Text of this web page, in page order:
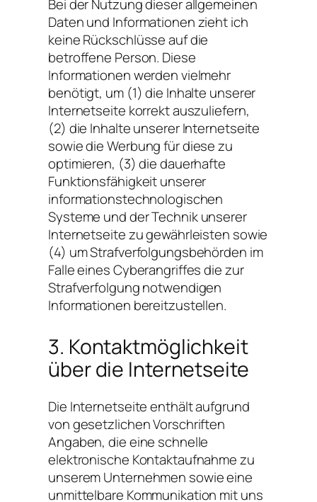
Bei der Nutzung dieser allgemeinen
Daten und Informationen zieht ich
keine Rückschlüsse auf die
betroffene Person. Diese
Informationen werden vielmehr
benötigt, um (1) die Inhalte unserer
Internetseite korrekt auszuliefern,
(2) die Inhalte unserer Internetseite
sowie die Werbung für diese zu
optimieren, (3) die dauerhafte
Funktionsfähigkeit unserer
informationstechnologischen
Systeme und der Technik unserer
Internetseite zu gewährleisten sowie
(4) um Strafverfolgungsbehörden im
Falle eines Cyberangriffes die zur
Strafverfolgung notwendigen
Informationen bereitzustellen.
3. Kontaktmöglichkeit
über die Internetseite
Die Internetseite enthält aufgrund
von gesetzlichen Vorschriften
Angaben, die eine schnelle
elektronische Kontaktaufnahme zu
unserem Unternehmen sowie eine
unmittelbare Kommunikation mit uns